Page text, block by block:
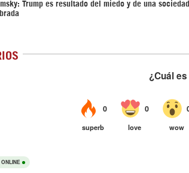
Trump es resultado del miedo y de una sociedad